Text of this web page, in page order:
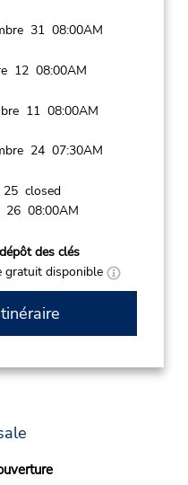
31 08:00AM
12 08:00AM
11 08:00AM
24 07:30AM
closed
08:00AM
des clés
gratuit disponible